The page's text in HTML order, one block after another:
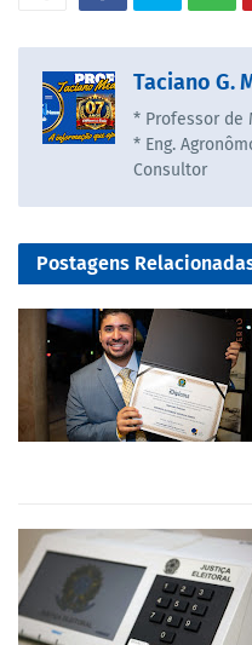
Taciano G.
* Professor de
* Eng.
Consultor
Postagens